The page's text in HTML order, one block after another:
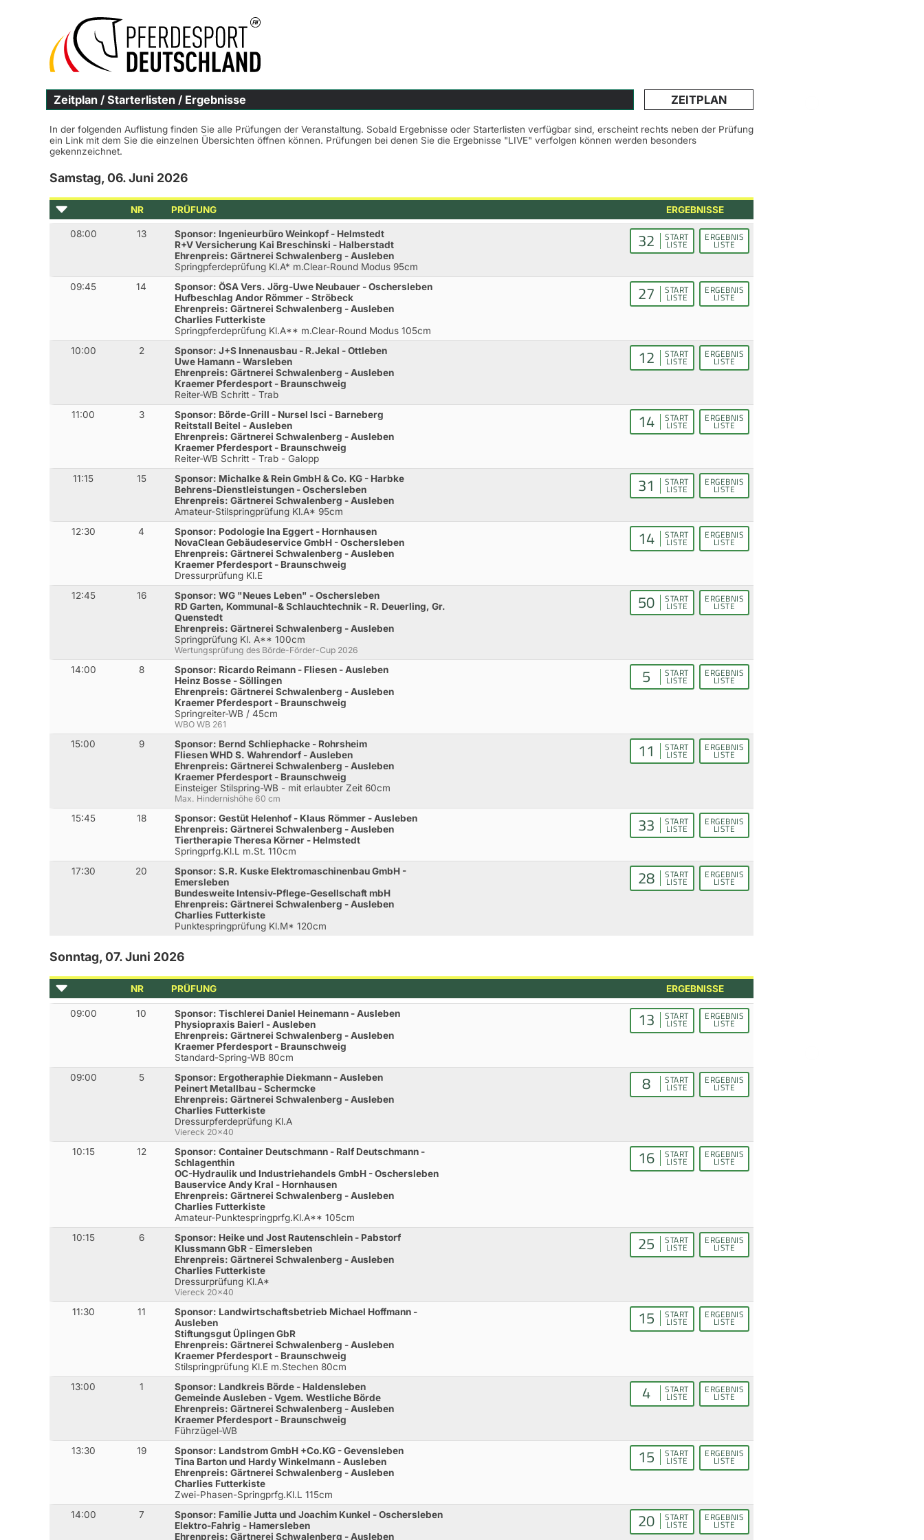
Zeitplan / Starterlisten / Ergebnisse ZEITPLAN
In der folgenden Auflistung finden Sie alle Prüfungen der Veranstaltung. Sobald Ergebnisse oder Starterlisten verfügbar sind, erscheint rechts neben der Prüfung
ein Link mit dem Sie die einzelnen Übersichten öffnen können. Prüfungen bei denen Sie die Ergebnisse "LIVE" verfolgen können werden besonders
gekennzeichnet.
Samstag, 06. Juni 2026
NR PRÜFUNG ERGEBNISSE
08:00 13
Sponsor: Ingenieurbüro Weinkopf - Helmstedt
R+V Versicherung Kai Breschinski - Halberstadt
Ehrenpreis: Gärtnerei Schwalenberg - Ausleben
Springpferdeprüfung Kl.A* m.Clear-Round Modus 95cm
32 START
LISTE
ERGEBNIS
LISTE
09:45 14
Sponsor: ÖSA Vers. Jörg-Uwe Neubauer - Oschersleben
Hufbeschlag Andor Römmer - Ströbeck
Ehrenpreis: Gärtnerei Schwalenberg - Ausleben
Charlies Futterkiste
Springpferdeprüfung Kl.A** m.Clear-Round Modus 105cm
27 START
LISTE
ERGEBNIS
LISTE
10:00 2
Sponsor: J+S Innenausbau - R.Jekal - Ottleben
Uwe Hamann - Warsleben
Ehrenpreis: Gärtnerei Schwalenberg - Ausleben
Kraemer Pferdesport - Braunschweig
Reiter-WB Schritt - Trab
12 START
LISTE
ERGEBNIS
LISTE
11:00 3
Sponsor: Börde-Grill - Nursel Isci - Barneberg
Reitstall Beitel - Ausleben
Ehrenpreis: Gärtnerei Schwalenberg - Ausleben
Kraemer Pferdesport - Braunschweig
Reiter-WB Schritt - Trab - Galopp
14 START
LISTE
ERGEBNIS
LISTE
11:15 15
Sponsor: Michalke & Rein GmbH & Co. KG - Harbke
Behrens-Dienstleistungen - Oschersleben
Ehrenpreis: Gärtnerei Schwalenberg - Ausleben
Amateur-Stilspringprüfung Kl.A* 95cm
31 START
LISTE
ERGEBNIS
LISTE
12:30 4
Sponsor: Podologie Ina Eggert - Hornhausen
NovaClean Gebäudeservice GmbH - Oschersleben
Ehrenpreis: Gärtnerei Schwalenberg - Ausleben
Kraemer Pferdesport - Braunschweig
Dressurprüfung Kl.E
14 START
LISTE
ERGEBNIS
LISTE
12:45 16
Sponsor: WG "Neues Leben" - Oschersleben
RD Garten, Kommunal-& Schlauchtechnik - R. Deuerling, Gr.
Quenstedt
Ehrenpreis: Gärtnerei Schwalenberg - Ausleben
Springprüfung Kl. A** 100cm
Wertungsprüfung des Börde-Förder-Cup 2026
50 START
LISTE
ERGEBNIS
LISTE
14:00 8
Sponsor: Ricardo Reimann - Fliesen - Ausleben
Heinz Bosse - Söllingen
Ehrenpreis: Gärtnerei Schwalenberg - Ausleben
Kraemer Pferdesport - Braunschweig
Springreiter-WB / 45cm
WBO WB 261
5 START
LISTE
ERGEBNIS
LISTE
15:00 9
Sponsor: Bernd Schliephacke - Rohrsheim
Fliesen WHD S. Wahrendorf - Ausleben
Ehrenpreis: Gärtnerei Schwalenberg - Ausleben
Kraemer Pferdesport - Braunschweig
Einsteiger Stilspring-WB - mit erlaubter Zeit 60cm
Max. Hindernishöhe 60 cm
11 START
LISTE
ERGEBNIS
LISTE
15:45 18
Sponsor: Gestüt Helenhof - Klaus Römmer - Ausleben
Ehrenpreis: Gärtnerei Schwalenberg - Ausleben
Tiertherapie Theresa Körner - Helmstedt
Springprfg.Kl.L m.St. 110cm
33 START
LISTE
ERGEBNIS
LISTE
17:30 20
Sponsor: S.R. Kuske Elektromaschinenbau GmbH -
Emersleben
Bundesweite Intensiv-Pflege-Gesellschaft mbH
Ehrenpreis: Gärtnerei Schwalenberg - Ausleben
Charlies Futterkiste
Punktespringprüfung Kl.M* 120cm
28 START
LISTE
ERGEBNIS
LISTE
Sonntag, 07. Juni 2026
NR PRÜFUNG ERGEBNISSE
09:00 10
Sponsor: Tischlerei Daniel Heinemann - Ausleben
Physiopraxis Baierl - Ausleben
Ehrenpreis: Gärtnerei Schwalenberg - Ausleben
Kraemer Pferdesport - Braunschweig
Standard-Spring-WB 80cm
13 START
LISTE
ERGEBNIS
LISTE
09:00 5
Sponsor: Ergotheraphie Diekmann - Ausleben
Peinert Metallbau - Schermcke
Ehrenpreis: Gärtnerei Schwalenberg - Ausleben
Charlies Futterkiste
Dressurpferdeprüfung Kl.A
Viereck 20x40
8 START
LISTE
ERGEBNIS
LISTE
10:15 12
Sponsor: Container Deutschmann - Ralf Deutschmann -
Schlagenthin
OC-Hydraulik und Industriehandels GmbH - Oschersleben
Bauservice Andy Kral - Hornhausen
Ehrenpreis: Gärtnerei Schwalenberg - Ausleben
Charlies Futterkiste
Amateur-Punktespringprfg.Kl.A** 105cm
16 START
LISTE
ERGEBNIS
LISTE
10:15 6
Sponsor: Heike und Jost Rautenschlein - Pabstorf
Klussmann GbR - Eimersleben
Ehrenpreis: Gärtnerei Schwalenberg - Ausleben
Charlies Futterkiste
Dressurprüfung Kl.A*
Viereck 20x40
25 START
LISTE
ERGEBNIS
LISTE
11:30 11
Sponsor: Landwirtschaftsbetrieb Michael Hoffmann -
Ausleben
Stiftungsgut Üplingen GbR
Ehrenpreis: Gärtnerei Schwalenberg - Ausleben
Kraemer Pferdesport - Braunschweig
Stilspringprüfung Kl.E m.Stechen 80cm
15 START
LISTE
ERGEBNIS
LISTE
13:00 1
Sponsor: Landkreis Börde - Haldensleben
Gemeinde Ausleben - Vgem. Westliche Börde
Ehrenpreis: Gärtnerei Schwalenberg - Ausleben
Kraemer Pferdesport - Braunschweig
Führzügel-WB
4 START
LISTE
ERGEBNIS
LISTE
13:30 19
Sponsor: Landstrom GmbH +Co.KG - Gevensleben
Tina Barton und Hardy Winkelmann - Ausleben
Ehrenpreis: Gärtnerei Schwalenberg - Ausleben
Charlies Futterkiste
Zwei-Phasen-Springprfg.Kl.L 115cm
15 START
LISTE
ERGEBNIS
LISTE
14:00 7
Sponsor: Familie Jutta und Joachim Kunkel - Oschersleben
Elektro-Fahrig - Hamersleben
Ehrenpreis: Gärtnerei Schwalenberg - Ausleben
20 START
LISTE
ERGEBNIS
LISTE